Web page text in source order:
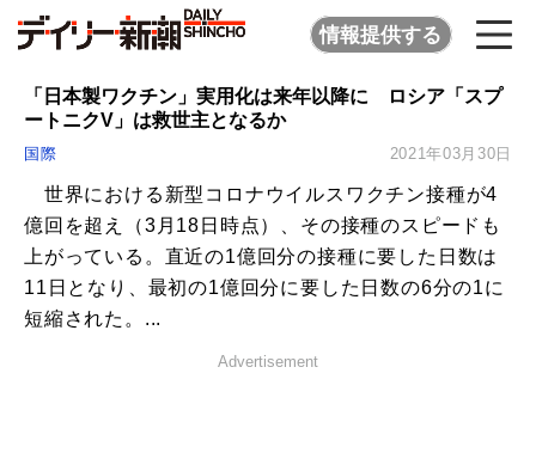
情報提供する
「日本製ワクチン」実用化は来年以降に ロシア「スプ
ートニクV」は救世主となるか
国際 2021年03月30日
世界における新型コロナウイルスワクチン接種が4
億回を超え（3月18日時点）、その接種のスピードも
上がっている。直近の1億回分の接種に要した日数は
11日となり、最初の1億回分に要した日数の6分の1に
短縮された。...
Advertisement